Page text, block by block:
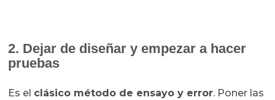
2. Dejar de diseñar y empezar a hacer
pruebas
Es el clásico método de ensayo y error. Poner las